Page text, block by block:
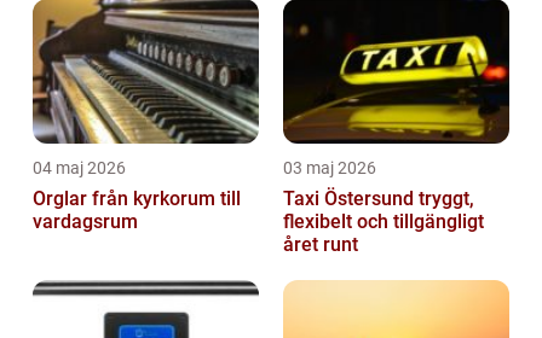
04 maj 2026
Orglar från kyrkorum till
vardagsrum
03 maj 2026
Taxi Östersund tryggt,
flexibelt och tillgängligt
året runt